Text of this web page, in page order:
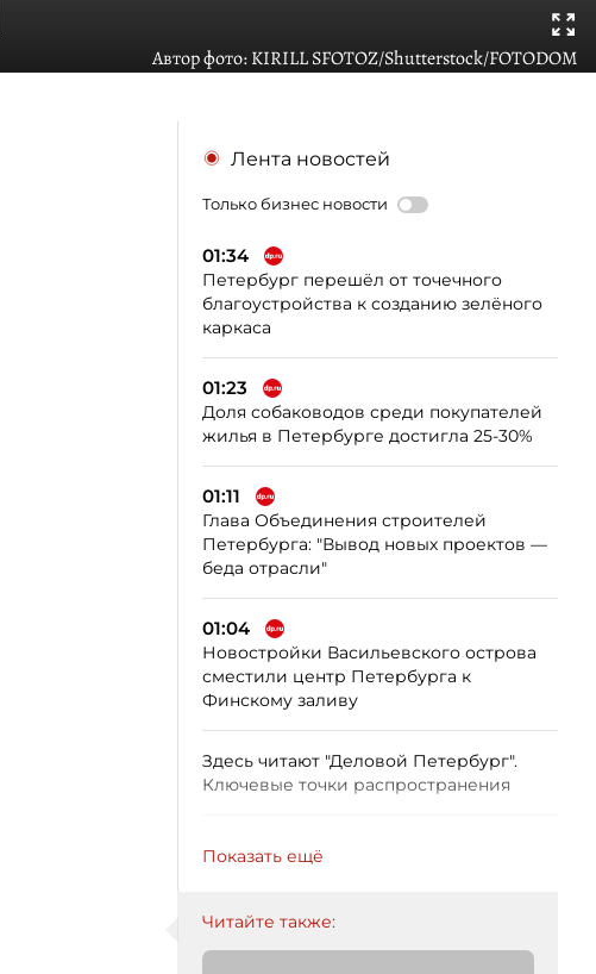
Автор фото:KIRILL SFOTOZ/Shutterstock/FOTODOM
Лента новостей
Только бизнес новости
01:34
Петербург перешёл от точечного
благоустройства к созданию зелёного
каркаса
01:23
Доля собаководов среди покупателей
жилья в Петербурге достигла 25-30%
01:11
Глава Объединения строителей
Петербурга: "Вывод новых проектов —
беда отрасли"
01:04
Новостройки Васильевского острова
сместили центр Петербурга к
Финскому заливу
Здесь читают "Деловой Петербург".
Ключевые точки распространения
Показать ещё
Читайте также: